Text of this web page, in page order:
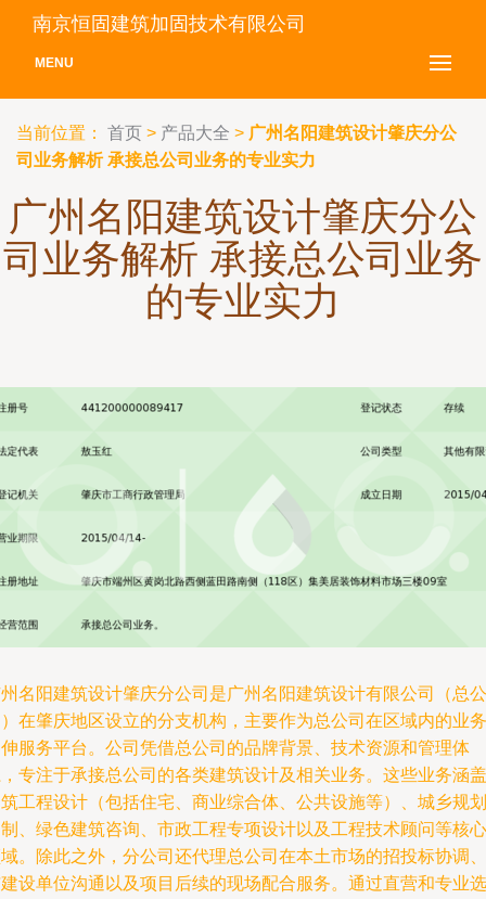
南京恒固建筑加固技术有限公司
MENU
当前位置： 首页 > 产品大全 > 广州名阳建筑设计肇庆分公
司业务解析 承接总公司业务的专业实力
广州名阳建筑设计肇庆分公
司业务解析 承接总公司业务
的专业实力
名阳建筑设计肇庆分公司是广州名阳建筑设计有限公司（总公
在肇庆地区设立的分支机构，主要作为总公司在区域内的业务
服务平台。公司凭借总公司的品牌背景、技术资源和管理体
专注于承接总公司的各类建筑设计及相关业务。这些业务涵盖
工程设计（包括住宅、商业综合体、公共设施等）、城乡规划
、绿色建筑咨询、市政工程专项设计以及工程技术顾问等核心
。除此之外，分公司还代理总公司在本土市场的招投标协调、
设单位沟通以及项目后续的现场配合服务。通过直营和专业选